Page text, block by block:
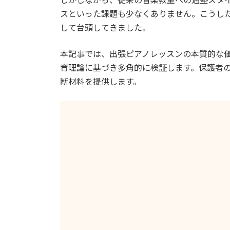
スといった課題も少なくありません。こう
して台頭してきました。
本記事では、出張ピアノレッスンの本質的な
育理論に基づき多角的に検証します。保護者
断材料を提供します。